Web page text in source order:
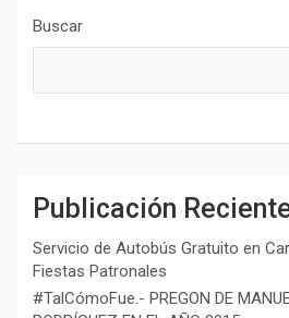
Buscar
Publicación
Servicio de Autobús Gratuito en
Fiestas Patronales
#TalCómoFue.- PREGON DE